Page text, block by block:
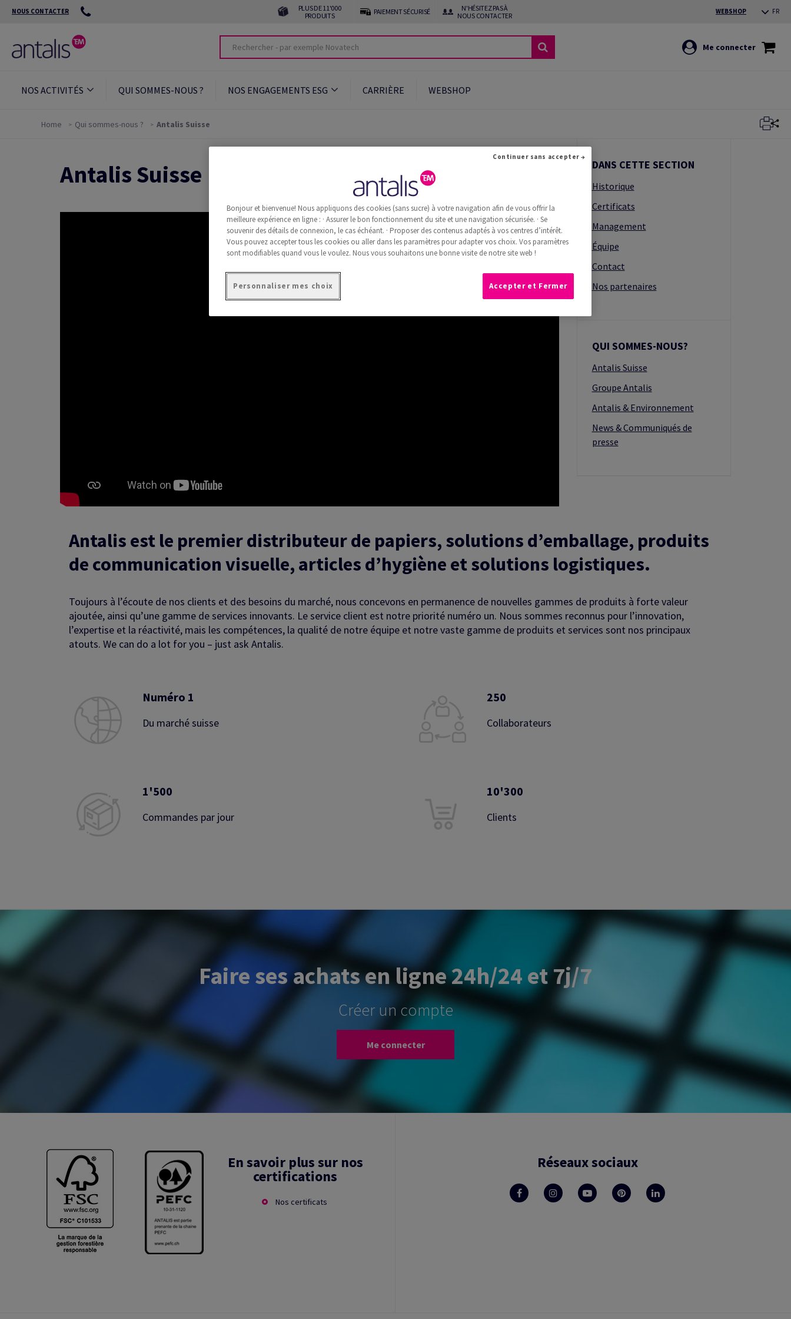
NOUS CONTACTER
PLUS DE 11'000
PRODUITS
PAIEMENT SÉCURISÉ
N'HÉSITEZ PAS À
NOUS CONTACTER
WEBSHOP FR
Me connecter
NOS ACTIVITÉS QUI SOMMES-NOUS ? NOS ENGAGEMENTS ESG CARRIÈRE WEBSHOP
Home Qui sommes-nous ? Antalis Suisse
Antalis Suisse DANS CETTE SECTION
Historique
Certificats
Management
Équipe
Contact
Nos partenaires
QUI SOMMES-NOUS?
Antalis Suisse
Groupe Antalis
Antalis & Environnement
News & Communiqués de
presse
Antalis est le premier distributeur de papiers, solutions d’emballage, produits
de communication visuelle, articles d’hygiène et solutions logistiques.
Toujours à l’écoute de nos clients et des besoins du marché, nous concevons en permanence de nouvelles gammes de produits à forte valeur
ajoutée, ainsi qu’une gamme de services innovants. Le service client est notre priorité numéro un. Nous sommes reconnus pour l’innovation,
l’expertise et la réactivité, mais les compétences, la qualité de notre équipe et notre vaste gamme de produits et services sont nos principaux
atouts. We can do a lot for you – just ask Antalis.
Numéro 1
Du marché suisse
250
Collaborateurs
1'500
Commandes par jour
10'300
Clients
Faire ses achats en ligne 24h/24 et 7j/7
Créer un compte
Me connecter
En savoir plus sur nos
certifications
Nos certificats
Réseaux sociaux
Bonjour et bienvenue! Nous appliquons des cookies (sans sucre) à votre navigation afin de vous offrir la
meilleure expérience en ligne : · Assurer le bon fonctionnement du site et une navigation sécurisée. · Se
souvenir des détails de connexion, le cas échéant. · Proposer des contenus adaptés à vos centres d’intérêt.
Vous pouvez accepter tous les cookies ou aller dans les paramètres pour adapter vos choix. Vos paramètres
sont modifiables quand vous le voulez. Nous vous souhaitons une bonne visite de notre site web !
Personnaliser mes choix
Continuer sans accepter →
Accepter et Fermer